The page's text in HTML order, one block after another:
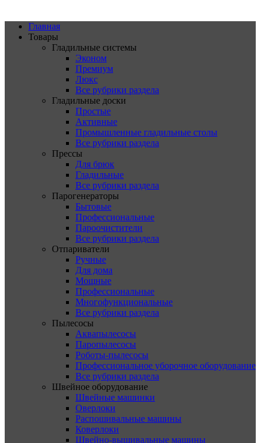
Главная
Товары
Гладильные системы
Эконом
Премиум
Люкс
Все рубрики раздела
Гладильные доски
Простые
Активные
Промышленные гладильные столы
Все рубрики раздела
Прессы
Для брюк
Гладильные
Все рубрики раздела
Парогенераторы
Бытовые
Профессиональные
Пароочистители
Все рубрики раздела
Отпариватели
Ручные
Для дома
Мощные
Профессиональные
Многофункциональные
Все рубрики раздела
Пылесосы
Аквапылесосы
Паропылесосы
Роботы-пылесосы
Профессиональное уборочное оборудование
Все рубрики раздела
Швейное оборудование
Швейные машинки
Оверлоки
Распошивальные машины
Коверлоки
Швейно-вышивальные машины